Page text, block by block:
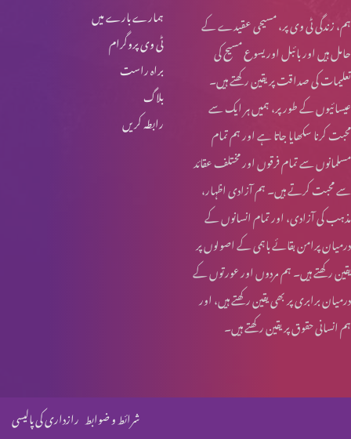
ہمارے بارے میں
ٹی وی پروگرام
براہ راست
بلاگ
رابطہ کریں
ہم، زندگی ٹی وی پر، مسیحی عقیدے کے
حامل ہیں اور بائبل اور یسوع مسیح کی
تعلیمات کی صداقت پر یقین رکھتے ہیں۔
عیسائیوں کے طور پر، ہمیں ہر ایک سے
محبت کرنا سکھایا جاتا ہے اور ہم تمام
مسلمانوں سے تمام فرقوں اور مختلف عقائد
سے محبت کرتے ہیں۔ ہم آزادی اظہار،
مذہب کی آزادی، اور تمام انسانوں کے
درمیان پرامن بقائے باہمی کے اصولوں پر
یقین رکھتے ہیں۔ ہم مردوں اور عورتوں کے
درمیان برابری پر بھی یقین رکھتے ہیں، اور
ہم انسانی حقوق پر یقین رکھتے ہیں۔
شرائط و ضوابط رازداری کی پالیسی